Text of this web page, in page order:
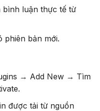
bình luận thực tế từ
phiên bản mới.
→ Add New → Tìm
được tải từ nguồn